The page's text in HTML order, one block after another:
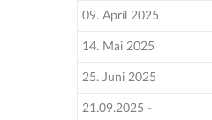
09. April 2025
14. Mai 2025
25. Juni 2025
21.09.2025 -